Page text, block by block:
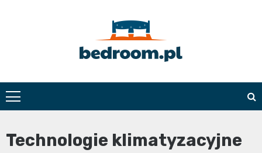
Bedroom.pl
Technologie klimatyzacyjne